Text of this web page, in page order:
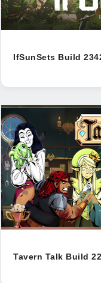
IfSunSets Build
Tavern Talk Build